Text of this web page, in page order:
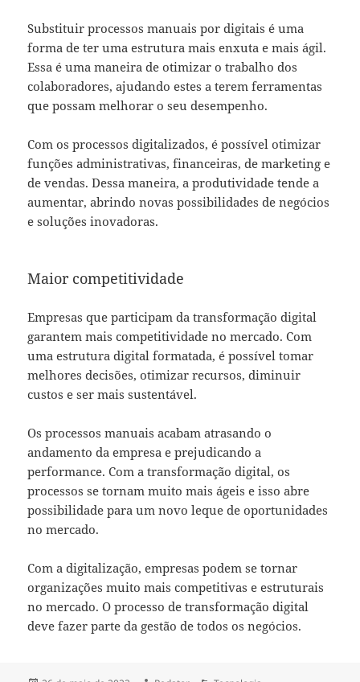
Substituir processos manuais por digitais é uma
forma de ter uma estrutura mais enxuta e mais ágil.
Essa é uma maneira de otimizar o trabalho dos
colaboradores, ajudando estes a terem ferramentas
que possam melhorar o seu desempenho.
Com os processos digitalizados, é possível otimizar
funções administrativas, financeiras, de marketing e
de vendas. Dessa maneira, a produtividade tende a
aumentar, abrindo novas possibilidades de negócios
e soluções inovadoras.
Maior competitividade
Empresas que participam da transformação digital
garantem mais competitividade no mercado. Com
uma estrutura digital formatada, é possível tomar
melhores decisões, otimizar recursos, diminuir
custos e ser mais sustentável.
Os processos manuais acabam atrasando o
andamento da empresa e prejudicando a
performance. Com a transformação digital, os
processos se tornam muito mais ágeis e isso abre
possibilidade para um novo leque de oportunidades
no mercado.
Com a digitalização, empresas podem se tornar
organizações muito mais competitivas e estruturais
no mercado. O processo de transformação digital
deve fazer parte da gestão de todos os negócios.